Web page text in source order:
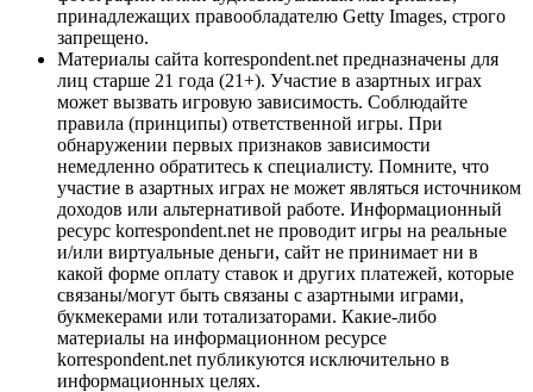
принадлежащих правообладателю Getty Images, строго
запрещено.
Материалы сайта korrespondent.net предназначены для
лиц старше 21 года (21+). Участие в азартных играх
может вызвать игровую зависимость. Соблюдайте
правила (принципы) ответственной игры. При
обнаружении первых признаков зависимости
немедленно обратитесь к специалисту. Помните, что
участие в азартных играх не может являться источником
доходов или альтернативой работе. Информационный
ресурс korrespondent.net не проводит игры на реальные
и/или виртуальные деньги, сайт не принимает ни в
какой форме оплату ставок и других платежей, которые
связаны/могут быть связаны с азартными играми,
букмекерами или тотализаторами. Какие-либо
материалы на информационном ресурсе
korrespondent.net публикуются исключительно в
информационных целях.